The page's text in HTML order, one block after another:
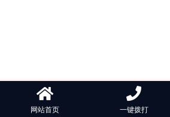
网站首页 一键拨打